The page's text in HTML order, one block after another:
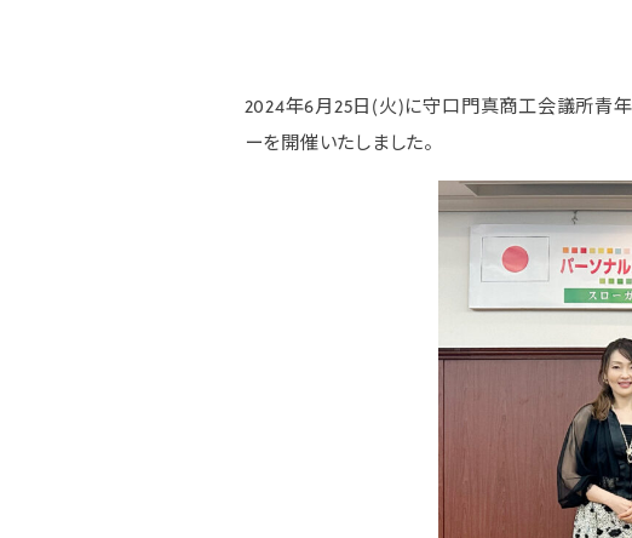
2024年6月25日(火)に守口門真商工会議所青
ーを開催いたしました。